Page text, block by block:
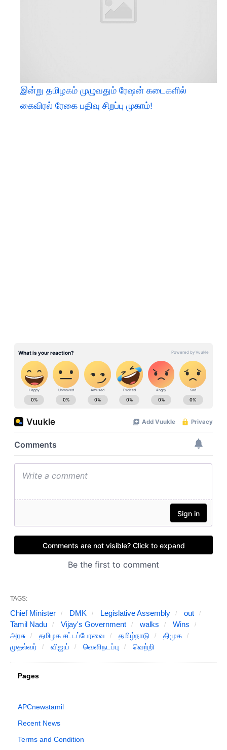
இன்று தமிழகம் முழுவதும் ரேஷன் கடைகளில்
கைவிரல் ரேகை பதிவு சிறப்பு முகாம்!
TAGS:
Chief Minister DMK Legislative Assembly
out
Tamil Nadu
Vijay's Government walks
Wins
அரசு
தமிழக சட்டப்பேரவை தமிழ்நாடு
திமுக
முதல்வர்
விஜய் வெளிநடப்பு வெற்றி
Pages
APCnewstamil
Recent News
Terms and Condition